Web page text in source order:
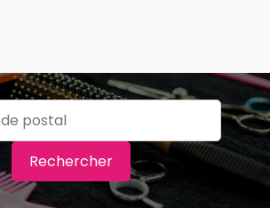
Rechercher